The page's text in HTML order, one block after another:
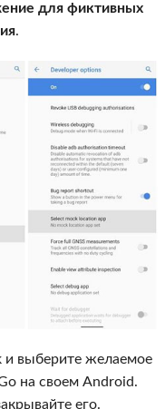
для фиктивных
.
и выберите желаемое
на своем Android.
его.